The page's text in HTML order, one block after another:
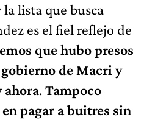
lista que busca
es el fiel reflejo de
que hubo presos
de Macri y
ahora.Tampoco
pagar a buitres sin